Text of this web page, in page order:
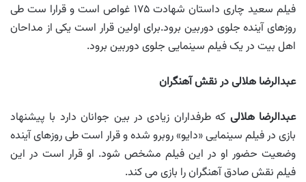
فیلم سعید چاری داستان شهادت ۱۷۵ غواص است و قرارا ست طی
روزهای آینده جلوی دوربین برود.برای اولین قرار است یکی از مداحان
اهل بیت در یک فیلم سینمایی جلوی دوربین برود.
عبدالرضا هلالیدر نقش آهنگران
عبدالرضا هلالی که طرفداران زیادی در بین جوانان دارد با پیشنهاد
بازی در فیلم سینمایی «دایو» روبرو شده و قرار است طی روزهای آینده
وضعیت حضور او در این فیلم مشخص شود. او قرار است در این
فیلم نقش صادق آهنگران را بازی می کند.